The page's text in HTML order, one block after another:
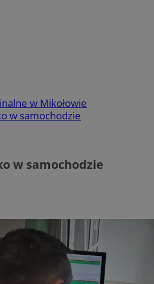
w Mikołowie
w samochodzie
w samochodzie